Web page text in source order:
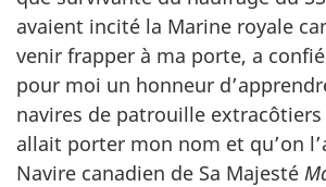
avaient incité la Marine royale
venir frapper à ma porte, a
pour moi un honneur
navires de patrouille
allait porter mon nom et qu’on
Navire canadien de Sa Majesté